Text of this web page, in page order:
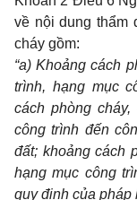
về nội dung thẩm
cháy gồm:
“a) Khoảng cách
trình, hạng mục
cách phòng
công trình đến
đất; khoảng cách
hạng mục công
quy định của pháp